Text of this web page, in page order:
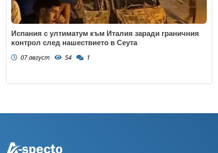
Испания с ултиматум към Италия заради граничния
контрол след нашествието в Сеута
07 август 54 1